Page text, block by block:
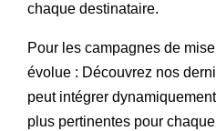
chaque destinataire.
Pour les campagnes de
évolue : Découvrez nos
peut intégrer
plus pertinentes pour